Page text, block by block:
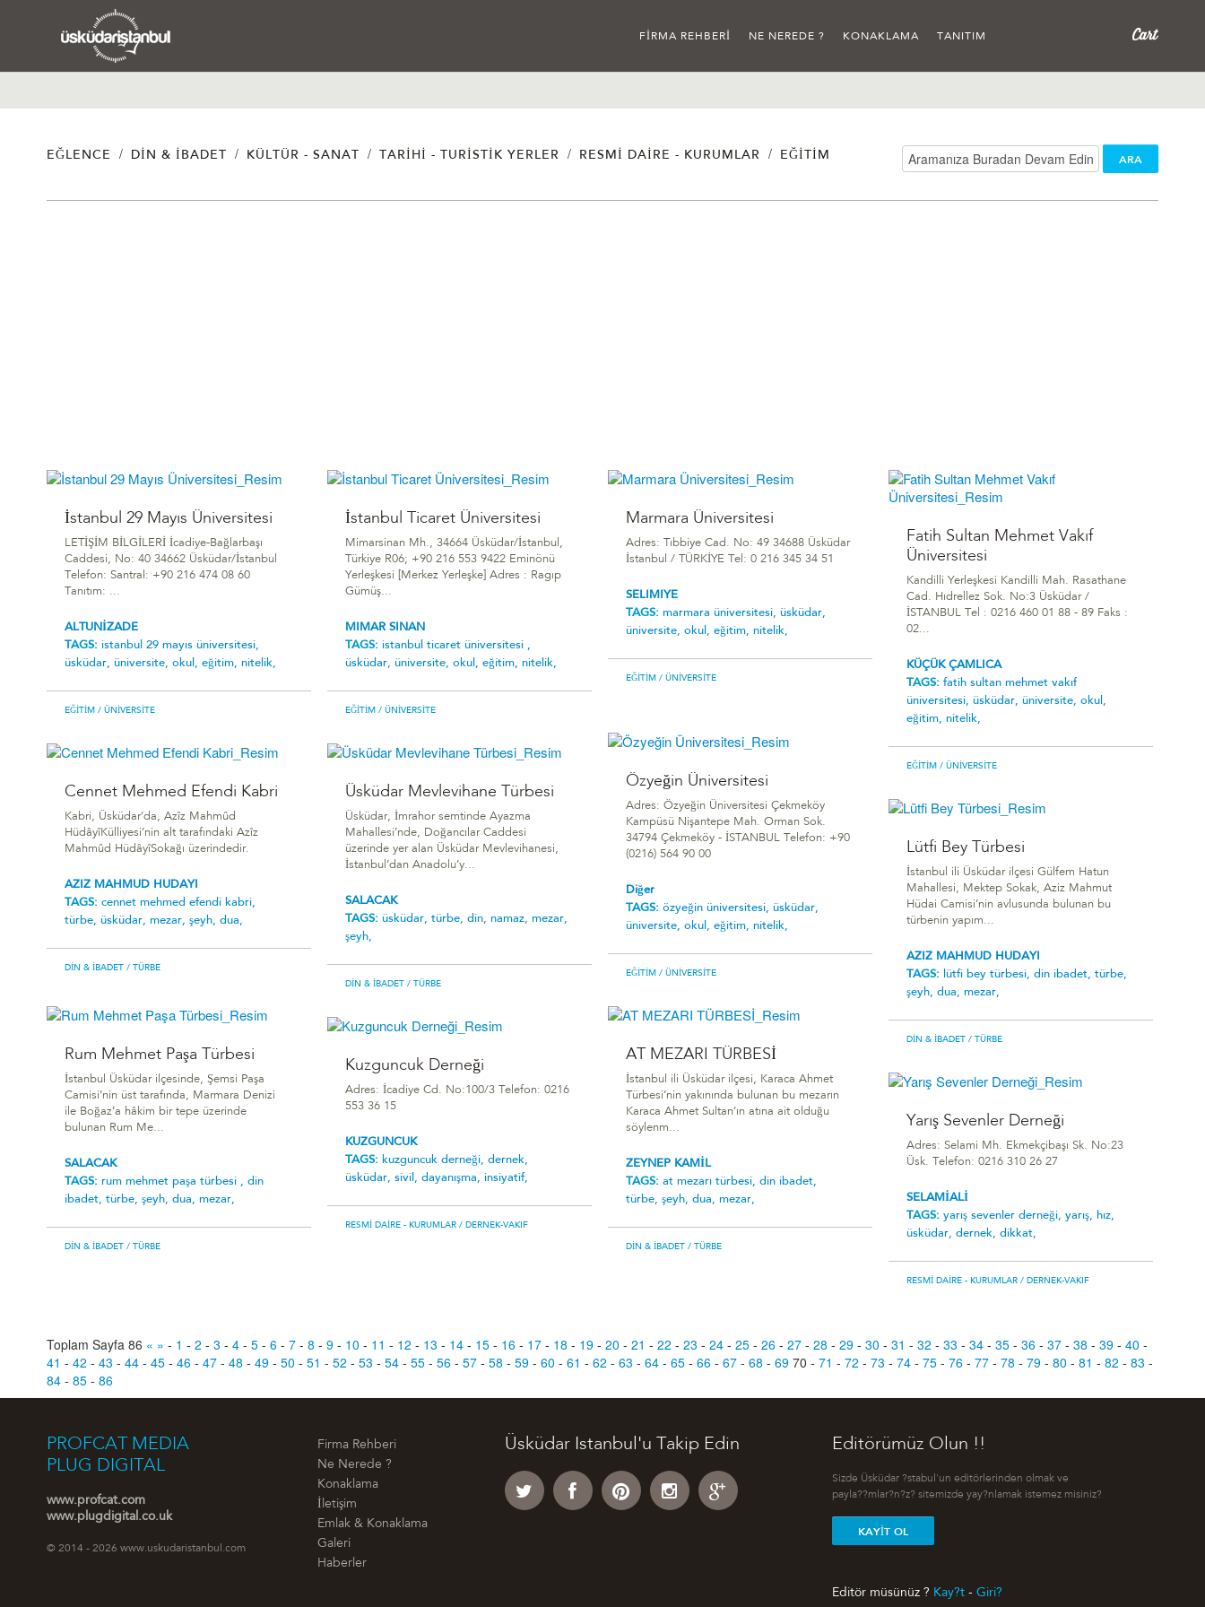
FIRMA REHBERI NE NEREDE ? KONAKLAMA TANITIM
EĞLENCE / DIN & İBADET / KÜLTÜR - SANAT / TARIHI - TURISTIK YERLER / RESMI DAIRE - KURUMLAR / EĞITIM ARA
İstanbul 29 Mayıs Üniversitesi
LETİŞİM BİLGİLERİ İcadiye-Bağlarbaşı
Caddesi, No: 40 34662 Üsküdar/İstanbul
Telefon: Santral: +90 216 474 08 60
Tanıtım: ...
ALTUNİZADE
TAGS: i̇stanbul 29 mayıs üniversitesi,
üsküdar, üniversite, okul, eğitim, nitelik,
EĞITIM / ÜNIVERSITE
İstanbul Ticaret Üniversitesi
Mimarsinan Mh., 34664 Üsküdar/İstanbul,
Türkiye R06; +90 216 553 9422 Eminönü
Yerleşkesi [Merkez Yerleşke] Adres : Ragıp
Gümüş...
MIMAR SINAN
TAGS: i̇stanbul ticaret üniversitesi ,
üsküdar, üniversite, okul, eğitim, nitelik,
EĞITIM / ÜNIVERSITE
Marmara Üniversitesi
Adres: Tıbbiye Cad. No: 49 34688 Üsküdar
İstanbul / TÜRKİYE Tel: 0 216 345 34 51
SELIMIYE
TAGS: marmara üniversitesi, üsküdar,
üniversite, okul, eğitim, nitelik,
EĞITIM / ÜNIVERSITE
Fatih Sultan Mehmet Vakıf
Üniversitesi
Kandilli Yerleşkesi Kandilli Mah. Rasathane
Cad. Hıdrellez Sok. No:3 Üsküdar /
İSTANBUL Tel : 0216 460 01 88 - 89 Faks :
02...
KÜÇÜK ÇAMLICA
TAGS: fatih sultan mehmet vakıf
üniversitesi, üsküdar, üniversite, okul,
eğitim, nitelik,
EĞITIM / ÜNIVERSITE
Özyeğin Üniversitesi
Adres: Özyeğin Üniversitesi Çekmeköy
Kampüsü Nişantepe Mah. Orman Sok.
34794 Çekmeköy - İSTANBUL Telefon: +90
(0216) 564 90 00
Diğer
TAGS: özyeğin üniversitesi, üsküdar,
üniversite, okul, eğitim, nitelik,
EĞITIM / ÜNIVERSITE
Cennet Mehmed Efendi Kabri
Kabri, Üsküdar’da, Azîz Mahmûd
HüdâyîKülliyesi’nin alt tarafındaki Azîz
Mahmûd HüdâyîSokağı üzerindedir.
AZIZ MAHMUD HUDAYI
TAGS: cennet mehmed efendi kabri,
türbe, üsküdar, mezar, şeyh, dua,
DIN & İBADET / TÜRBE
Üsküdar Mevlevihane Türbesi
Üsküdar, İmrahor semtinde Ayazma
Mahallesi’nde, Doğancılar Caddesi
üzerinde yer alan Üsküdar Mevlevihanesi,
İstanbul’dan Anadolu’y...
SALACAK
TAGS: üsküdar, türbe, din, namaz, mezar,
şeyh,
DIN & İBADET / TÜRBE
Lütfi Bey Türbesi
İstanbul ili Üsküdar ilçesi Gülfem Hatun
Mahallesi, Mektep Sokak, Aziz Mahmut
Hüdai Camisi’nin avlusunda bulunan bu
türbenin yapım...
AZIZ MAHMUD HUDAYI
TAGS: lütfi bey türbesi, din ibadet, türbe,
şeyh, dua, mezar,
DIN & İBADET / TÜRBE
Rum Mehmet Paşa Türbesi
İstanbul Üsküdar ilçesinde, Şemsi Paşa
Camisi’nin üst tarafında, Marmara Denizi
ile Boğaz’a hâkim bir tepe üzerinde
bulunan Rum Me...
SALACAK
TAGS: rum mehmet paşa türbesi , din
ibadet, türbe, şeyh, dua, mezar,
DIN & İBADET / TÜRBE
AT MEZARI TÜRBESİ
İstanbul ili Üsküdar ilçesi, Karaca Ahmet
Türbesi’nin yakınında bulunan bu mezarın
Karaca Ahmet Sultan’ın atına ait olduğu
söylenm...
ZEYNEP KAMİL
TAGS: at mezarı türbesi, din ibadet,
türbe, şeyh, dua, mezar,
DIN & İBADET / TÜRBE
Kuzguncuk Derneği
Adres: İcadiye Cd. No:100/3 Telefon: 0216
553 36 15
KUZGUNCUK
TAGS: kuzguncuk derneği, dernek,
üsküdar, sivil, dayanışma, insiyatif,
RESMI DAIRE - KURUMLAR / DERNEK-VAKIF
Yarış Sevenler Derneği
Adres: Selami Mh. Ekmekçibaşı Sk. No:23
Üsk. Telefon: 0216 310 26 27
SELAMİALİ
TAGS: yarış sevenler derneği, yarış, hız,
üsküdar, dernek, dikkat,
RESMI DAIRE - KURUMLAR / DERNEK-VAKIF
Toplam Sayfa 86 « » - 1 - 2 - 3 - 4 - 5 - 6 - 7 - 8 - 9 - 10 - 11 - 12 - 13 - 14 - 15 - 16 - 17 - 18 - 19 - 20 - 21 - 22 - 23 - 24 - 25 - 26 - 27 - 28 - 29 - 30 - 31 - 32 - 33 - 34 - 35 - 36 - 37 - 38 - 39 - 40 -
41 - 42 - 43 - 44 - 45 - 46 - 47 - 48 - 49 - 50 - 51 - 52 - 53 - 54 - 55 - 56 - 57 - 58 - 59 - 60 - 61 - 62 - 63 - 64 - 65 - 66 - 67 - 68 - 69 70 - 71 - 72 - 73 - 74 - 75 - 76 - 77 - 78 - 79 - 80 - 81 - 82 - 83 -
84 - 85 - 86
PROFCAT MEDIA
PLUG DIGITAL
www.profcat.com
www.plugdigital.co.uk
© 2014 - 2026 www.uskudaristanbul.com
Firma Rehberi
Ne Nerede ?
Konaklama
İletişim
Emlak & Konaklama
Galeri
Haberler
Üsküdar Istanbul'u Takip Edin Editörümüz Olun !!
Sizde Üsküdar ?stabul'un editörlerinden olmak ve
payla??mlar?n?z? sitemizde yay?nlamak istemez misiniz?
KAYIT OL
Editör müsünüz ? Kay?t -Giri?